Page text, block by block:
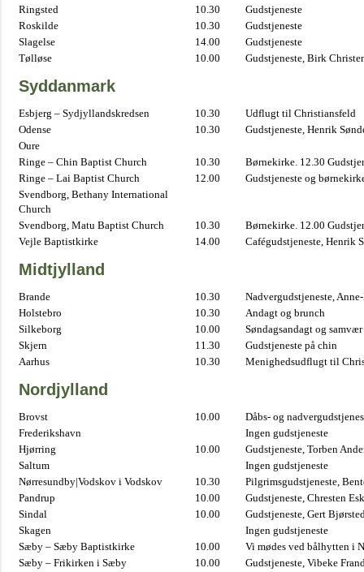
Ringsted 10.30
Gudstjeneste
Roskilde
10.30
Gudstjeneste
Slagelse
14.00
Gudstjeneste
Tølløse
10.00 Gudstjeneste, Birk
Syddanmark
Esbjerg – Sydjyllandskredsen 10.30
Udflugt til Christiansfeld
Odense
10.30
Gudstjeneste, Henrik
Oure
Ringe – Chin Baptist Church
10.30
Børnekirke. 12.30
Ringe – Lai Baptist Church
12.00
Gudstjeneste og
Svendborg, Bethany International
Church
Svendborg, Matu Baptist Church
10.30
Børnekirke. 12.00
Vejle Baptistkirke
14.00 Cafégudstjeneste, Henrik
Midtjylland
Brande 10.30
Nadvergudstjeneste,
Holstebro
10.30
Andagt og brunch
Silkeborg
10.00
Søndagsandagt og samvær
Skjern
11.30
Gudstjeneste på chin
Aarhus
10.30 Menighedsudflugt til
Nordjylland
Brovst 10.00
Dåbs- og
Frederikshavn
Ingen gudstjeneste
Hjørring
10.00
Gudstjeneste, Torben
Saltum
Ingen gudstjeneste
Nørresundby|Vodskov i Vodskov
10.30
Pilgrimsgudstjeneste,
Pandrup
10.00
Gudstjeneste, Chresten
Sindal
10.00
Gudstjeneste, Gert
Skagen
Ingen gudstjeneste
Sæby – Sæby Baptistkirke
10.00
Vi mødes ved bålhytten i
Sæby – Frikirken i Sæby
10.00
Gudstjeneste, Vibeke